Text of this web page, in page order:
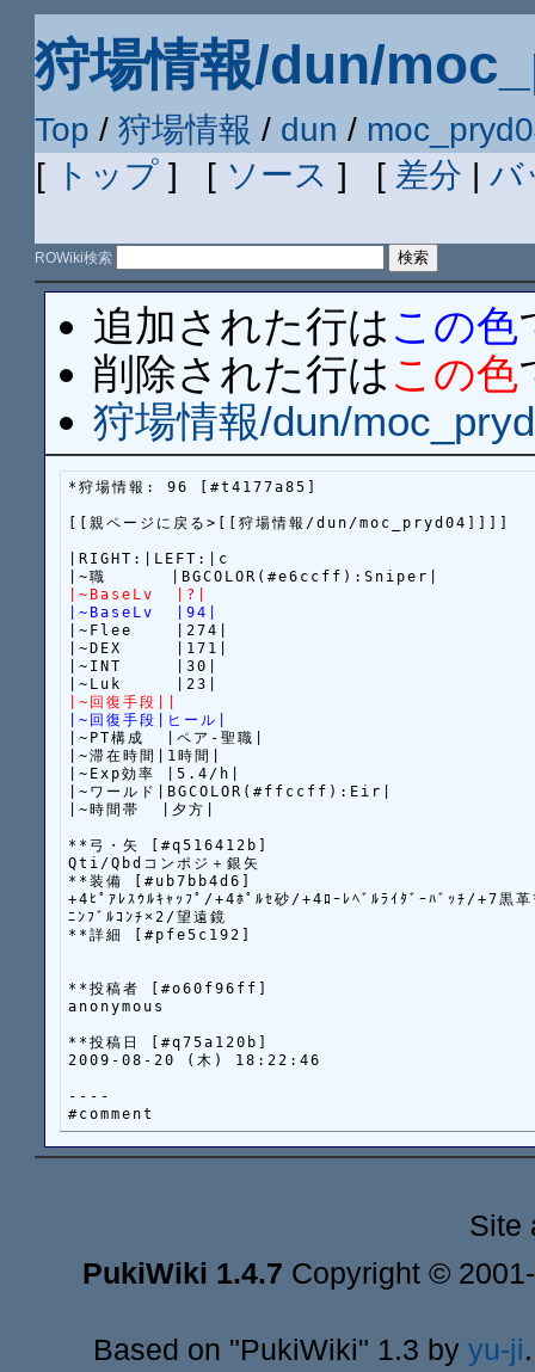
狩場情報/dun/
Top /狩場情報 / dun /
[ トップ] [ ソース ] [ 差分 | バ
ROWiki検索
追加された行は この色
削除された行は この色
狩場情報/dun/
*狩場情報: 96 [#t4177a85]
[[親ページに戻る>[[狩場情報/dun/moc_pryd04]]]]
|RIGHT:|LEFT:|c
|~BaseLv  |?|
|~BaseLv  |94|
|~Flee    |274|
|~DEX     |171|
|~INT     |30|
|~回復手段||
|~回復手段|ヒール|
|~PT構成  |ペア-聖職|
|~滞在時間|1時間|
|~Exp効率 |5.4/h|
|~ワールド|BGCOLOR(#ffccff):Eir|
**弓・矢 [#q516412b]
Qti/Qbdコンポジ＋銀矢
**装備 [#ub7bb4d6]
+4ﾋﾟｱﾚｽｳﾙｷｬｯﾌﾟ/+4ﾎﾟﾙｾ砂/+4ﾛｰﾚﾍﾞﾙﾗｲﾀﾞｰﾊﾞｯﾁ/+7黒革
ﾆﾝﾌﾞﾙｺﾝﾁ×2/望遠鏡
**詳細 [#pfe5c192]
**投稿者 [#o60f96ff]
anonymous
**投稿日 [#q75a120b]
2009-08-20 (木) 18:22:46
----
Site
PukiWiki 1.4.7 Copyright ©
Based on "PukiWiki" 1.3 by yu-ji